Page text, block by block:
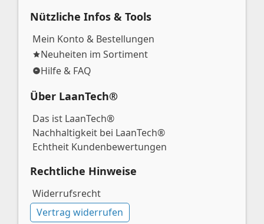
Nützliche Infos & Tools
Mein Konto & Bestellungen
Neuheiten im Sortiment
Hilfe & FAQ
Über LaanTech®
Das ist LaanTech®
Nachhaltigkeit bei LaanTech®
Echtheit Kundenbewertungen
Rechtliche Hinweise
Widerrufsrecht
Vertrag widerrufen